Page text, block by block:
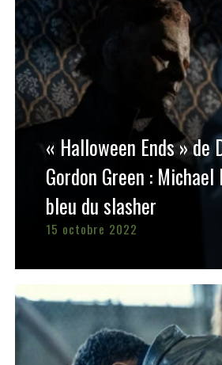
« Halloween Ends » de
Gordon Green :
bleu du slasher
15 octobre 2022